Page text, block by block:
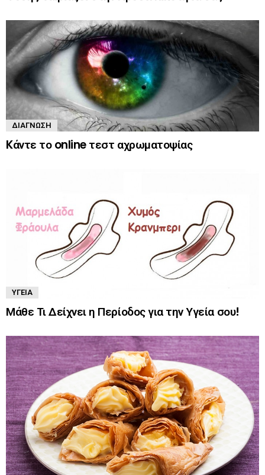
ΔΙΆΓΝΩΣΗ
Kάντε το online τεστ αχρωματοψίας
ΥΓΕΊΑ
Μάθε Τι Δείχνει η Περίοδος για την Υγεία σου!